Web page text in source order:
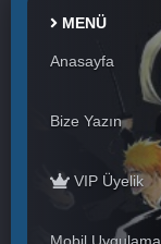
MENÜ
Anasayfa
Bize Yazın
VIP Üyelik